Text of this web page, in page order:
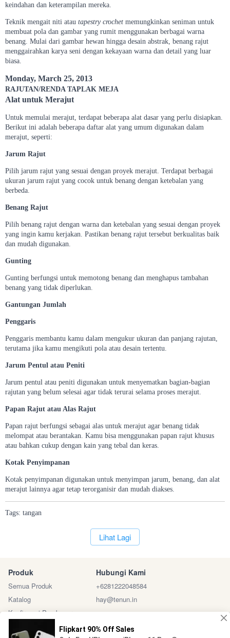
keindahan dan keterampilan mereka.
Teknik mengait niti atau tapestry crochet memungkinkan seniman untuk
membuat pola dan gambar yang rumit menggunakan berbagai warna
benang. Mulai dari gambar hewan hingga desain abstrak, benang rajut
menggairahkan karya seni dengan kekayaan warna dan detail yang luar
biasa.
Monday, March 25, 2013
RAJUTAN/RENDA TAPLAK MEJA
Alat untuk Merajut
Untuk memulai merajut, terdapat beberapa alat dasar yang perlu disiapkan.
Berikut ini adalah beberapa daftar alat yang umum digunakan dalam
merajut, seperti:
Jarum Rajut
Pilih jarum rajut yang sesuai dengan proyek merajut. Terdapat berbagai
ukuran jarum rajut yang cocok untuk benang dengan ketebalan yang
berbeda.
Benang Rajut
Pilih benang rajut dengan warna dan ketebalan yang sesuai dengan proyek
yang ingin kamu kerjakan. Pastikan benang rajut tersebut berkualitas baik
dan mudah digunakan.
Gunting
Gunting berfungsi untuk memotong benang dan menghapus tambahan
benang yang tidak diperlukan.
Gantungan Jumlah
Penggaris
Penggaris membantu kamu dalam mengukur ukuran dan panjang rajutan,
terutama jika kamu mengikuti pola atau desain tertentu.
Jarum Pentul atau Peniti
Jarum pentul atau peniti digunakan untuk menyematkan bagian-bagian
rajutan yang belum selesai agar tidak terurai selama proses merajut.
Papan Rajut atau Alas Rajut
Papan rajut berfungsi sebagai alas untuk merajut agar benang tidak
melompat atau berantakan. Kamu bisa menggunakan papan rajut khusus
atau bahkan cukup dengan kain yang tebal dan keras.
Kotak Penyimpanan
Kotak penyimpanan digunakan untuk menyimpan jarum, benang, dan alat
merajut lainnya agar tetap terorganisir dan mudah diakses.
Tags: tangan
`Lihat Lagi
Produk
Semua Produk
Katalog
Konfirmasi Pembayaran
Hubungi Kami
+6281222048584
hay@tenun.in
Sosial Media Marketplace